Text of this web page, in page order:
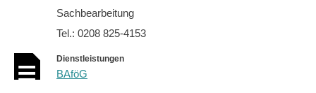
Sachbearbeitung
Tel.: 0208 825-4153
Dienstleistungen
BAföG